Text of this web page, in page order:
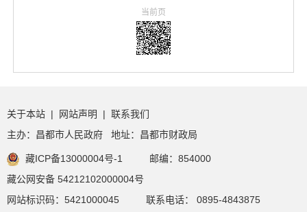
当前页
关于本站 | 网站声明 | 联系我们
主办：昌都市人民政府 地址：昌都市财政局
藏ICP备13000004号-1
邮编：854000
藏公网安备 54212102000004号
网站标识码：5421000045
联系电话： 0895-4843875